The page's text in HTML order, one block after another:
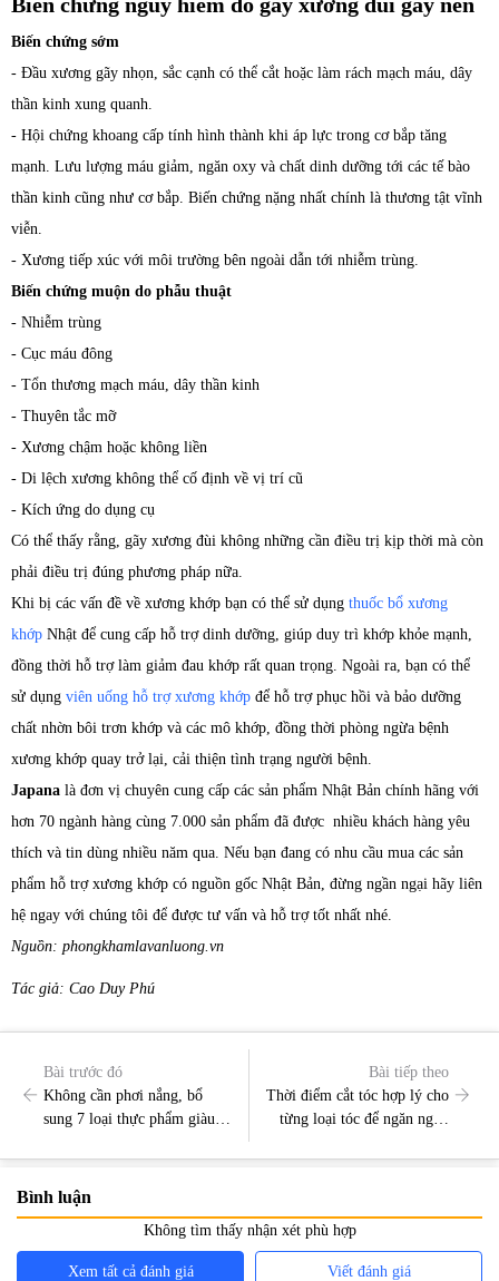
Biến chứng nguy hiểm do gãy xương đùi gây nên
Biến chứng sớm
- Đầu xương gãy nhọn, sắc cạnh có thể cắt hoặc làm rách mạch máu, dây
thần kinh xung quanh.
- Hội chứng khoang cấp tính hình thành khi áp lực trong cơ bắp tăng
mạnh. Lưu lượng máu giảm, ngăn oxy và chất dinh dưỡng tới các tế bào
thần kinh cũng như cơ bắp. Biến chứng nặng nhất chính là thương tật vĩnh
viễn.
- Xương tiếp xúc với môi trường bên ngoài dẫn tới nhiễm trùng.
Biến chứng muộn do phẫu thuật
- Nhiễm trùng
- Cục máu đông
- Tổn thương mạch máu, dây thần kinh
- Thuyên tắc mỡ
- Xương chậm hoặc không liền
- Di lệch xương không thể cố định về vị trí cũ
- Kích ứng do dụng cụ
Có thể thấy rằng, gãy xương đùi không những cần điều trị kịp thời mà còn
phải điều trị đúng phương pháp nữa.
Khi bị các vấn đề về xương khớp bạn có thể sử dụng thuốc bổ xương
khớp Nhật để cung cấp hỗ trợ dinh dưỡng, giúp duy trì khớp khỏe mạnh,
đồng thời hỗ trợ làm giảm đau khớp rất quan trọng. Ngoài ra, bạn có thể
sử dụng viên uống hỗ trợ xương khớp để hỗ trợ phục hồi và bảo dưỡng
chất nhờn bôi trơn khớp và các mô khớp, đồng thời phòng ngừa bệnh
xương khớp quay trở lại, cải thiện tình trạng người bệnh.
Japana là đơn vị chuyên cung cấp các sản phẩm Nhật Bản chính hãng với
hơn 70 ngành hàng cùng 7.000 sản phẩm đã được nhiều khách hàng yêu
thích và tin dùng nhiều năm qua. Nếu bạn đang có nhu cầu mua các sản
phẩm hỗ trợ xương khớp có nguồn gốc Nhật Bản, đừng ngần ngại hãy liên
hệ ngay với chúng tôi để được tư vấn và hỗ trợ tốt nhất nhé.
Nguồn: phongkhamlavanluong.vn
Tác giả: Cao Duy Phú
Bài trước đó
Không cần phơi nắng, bổ
sung 7 loại thực phẩm giàu
Bài tiếp theo
Thời điểm cắt tóc hợp lý cho
từng loại tóc để ngăn ngừa
Bình luận
Không tìm thấy nhận xét phù hợp
Xem tất cả đánh giá Viết đánh giá